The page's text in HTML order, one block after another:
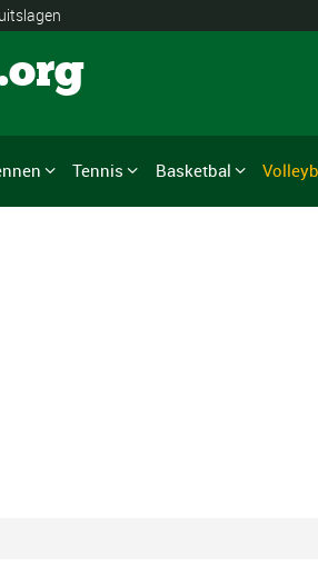
Tennis Basketbal